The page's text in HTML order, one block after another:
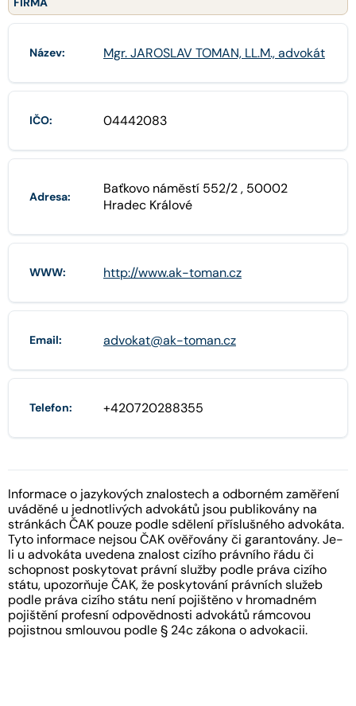
Název: Mgr. JAROSLAV TOMAN, LL.M., advokát
IČO: 04442083
Adresa:
Baťkovo náměstí 552/2 , 50002
Hradec Králové
WWW: http://www.ak-toman.cz
Email: advokat@ak-toman.cz
Telefon: +420720288355
Informace o jazykových znalostech a odborném zaměření
uváděné u jednotlivých advokátů jsou publikovány na
stránkách ČAK pouze podle sdělení příslušného advokáta.
Tyto informace nejsou ČAK ověřovány či garantovány. Je-
li u advokáta uvedena znalost cizího právního řádu či
schopnost poskytovat právní služby podle práva cizího
státu, upozorňuje ČAK, že poskytování právních služeb
podle práva cizího státu není pojištěno v hromadném
pojištění profesní odpovědnosti advokátů rámcovou
pojistnou smlouvou podle § 24c zákona o advokacii.